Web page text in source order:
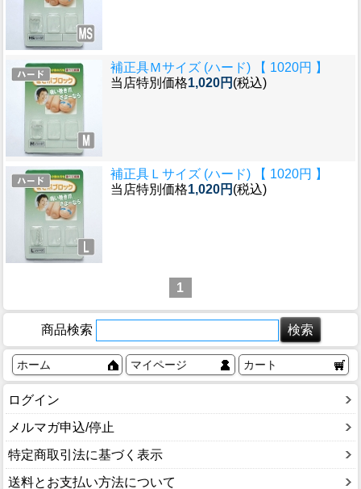
補正具Ｍサイズ (ハード) 【 1020円 】
当店特別価格1,020円 (税込)
補正具Ｌサイズ (ハード) 【 1020円 】
当店特別価格1,020円 (税込)
1
商品検索
ホーム マイページ カート
ログイン
メルマガ申込/停止
特定商取引法に基づく表示
送料とお支払い方法について